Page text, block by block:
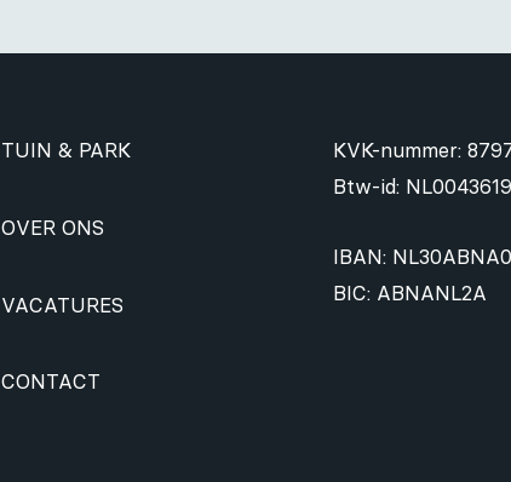
TUIN & PARK
OVER ONS
VACATURES
CONTACT
KVK-nummer:
Btw-id:
IBAN:
BIC: ABNANL2A